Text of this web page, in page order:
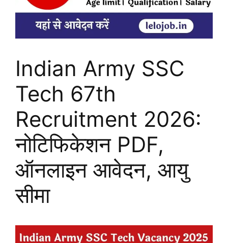
Indian Army SSC
Tech 67th
Recruitment 2026:
नोटिफिकेशन PDF,
ऑनलाइन आवेदन, आयु
सीमा